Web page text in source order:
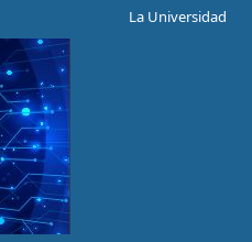
La Universidad